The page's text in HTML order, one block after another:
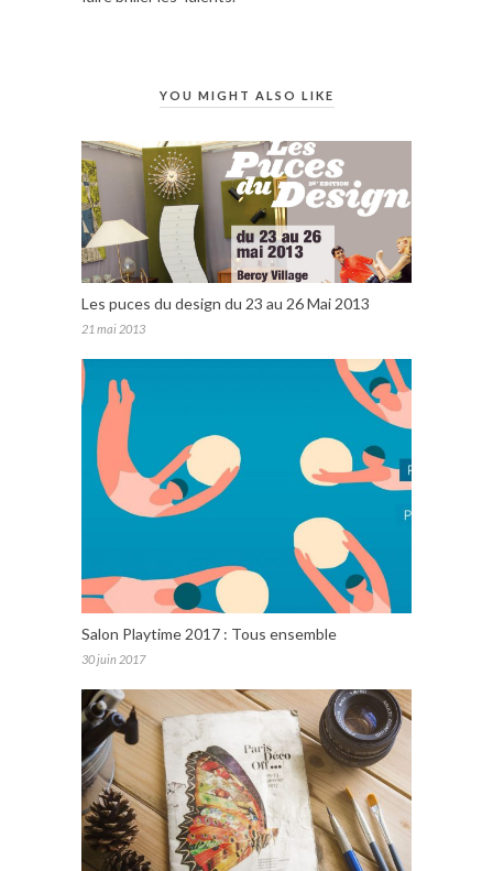
YOU MIGHT ALSO LIKE
Les puces du design du 23 au 26 Mai 2013
21 mai 2013
Salon Playtime 2017 : Tous ensemble
30 juin 2017